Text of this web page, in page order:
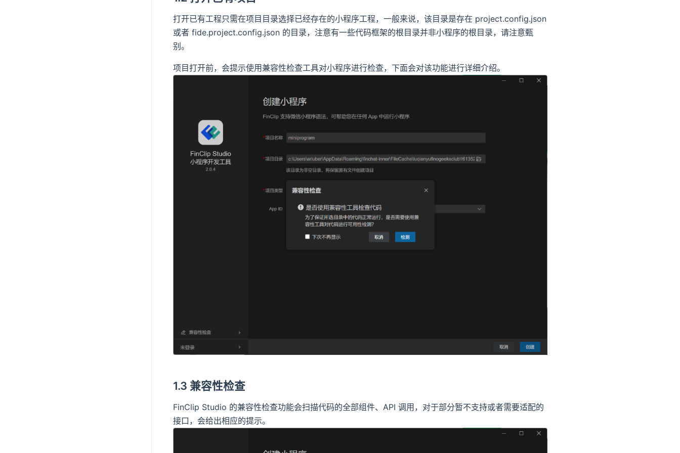
打开已有工程只需在项目目录选择已经存在的小程序工程，一般来说，该目录是存在 project.config.json
或者 fide.project.config.json 的目录，注意有一些代码框架的根目录并非小程序的根目录，请注意甄
别。
项目打开前，会提示使用兼容性检查工具对小程序进行检查，下面会对该功能进行详细介绍。
1.3 兼容性检查
FinClip Studio 的兼容性检查功能会扫描代码的全部组件、API 调用，对于部分暂不支持或者需要适配的
接口，会给出相应的提示。